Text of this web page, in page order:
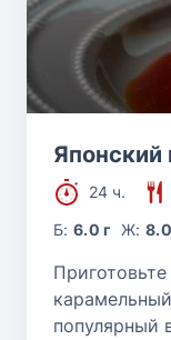
Японский
24 ч.
Б:6.0 г Ж:
популярный